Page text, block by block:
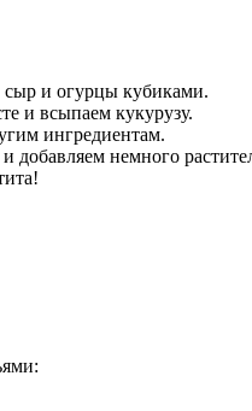
и огурцы кубиками.
и всыпаем кукурузу.
ингредиентам.
немного